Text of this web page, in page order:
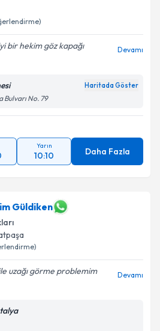
kabul ediyorum.
bir hekim göz kapağı
Devamı
Haritada Göster
Bulvarı No. 79
Yarın
10:10 Daha Fazla
Güldiken
uzağı görme problemim
Devamı